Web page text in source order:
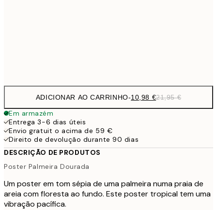
ADICIONAR AO CARRINHO-10,98 €21,95 €
Em armazém
Entrega 3-6 dias úteis
Envio gratuit o acima de 59 €
Direito de devolução durante 90 dias
DESCRIÇÃO DE PRODUTOS
Poster Palmeira Dourada
Um poster em tom sépia de uma palmeira numa praia de
areia com floresta ao fundo. Este poster tropical tem uma
vibração pacífica.